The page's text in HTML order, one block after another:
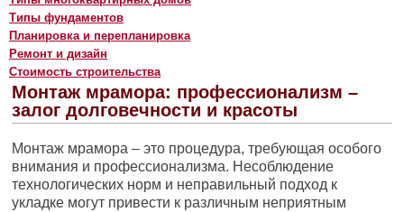
Типы фундаментов
Планировка и перепланировка
Ремонт и дизайн
Стоимость строительства
Монтаж мрамора: профессионализм –
залог долговечности и красоты
Монтаж мрамора – это процедура, требующая особого
внимания и профессионализма. Несоблюдение
технологических норм и неправильный подход к
укладке могут привести к различным неприятным